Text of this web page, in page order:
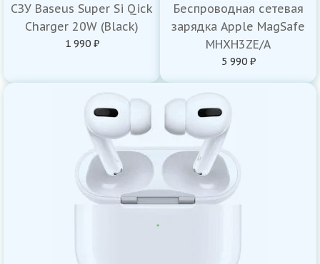
СЗУ Baseus Super Si Qick
Charger 20W (Black)
1 990 ₽
Беспроводная сетевая
зарядка Apple MagSafe
MHXH3ZE/A
5 990 ₽